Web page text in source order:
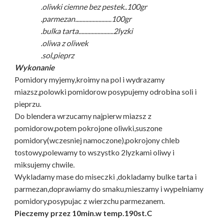
.oliwki ciemne bez pestek..100gr
.parmezan.........................100gr
.bulka tarta........................2lyzki
.oliwa z oliwek
.sol,pieprz
Wykonanie
Pomidory myjemy,kroimy na pol i wydrazamy
miazsz,polowki pomidorow posypujemy odrobina soli i
pieprzu.
Do blendera wrzucamy najpierw miazsz z
pomidorow,potem pokrojone oliwki,suszone
pomidory(wczesniej namoczone),pokrojony chleb
tostowy,polewamy to wszystko 2lyzkami oliwy i
miksujemy chwile.
Wykladamy mase do miseczki ,dokladamy bulke tarta i
parmezan,doprawiamy do smaku,mieszamy i wypelniamy
pomidory,posypujac z wierzchu parmezanem.
Pieczemy przez 10min.w temp.190st.C